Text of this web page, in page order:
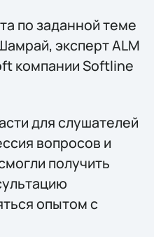
по заданной теме
эксперт ALM
компании Softline
для слушателей
вопросов и
получить
опытом с